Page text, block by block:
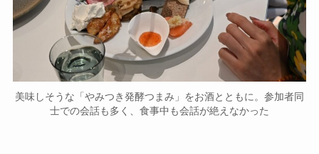
美味しそうな「やみつき発酵つまみ」をお酒とともに。参加者同
士での会話も多く、食事中も会話が絶えなかった